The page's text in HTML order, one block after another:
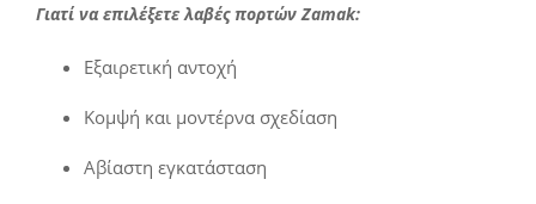
Γιατί να επιλέξετε λαβές πορτών Zamak:
Εξαιρετική αντοχή
Κομψή και μοντέρνα σχεδίαση
Αβίαστη εγκατάσταση